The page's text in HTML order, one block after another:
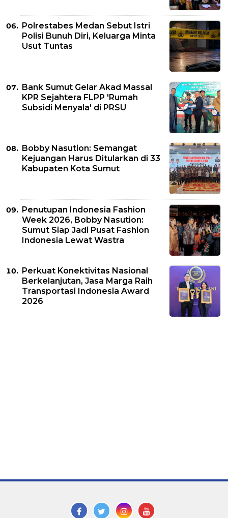
Polrestabes Medan Sebut Istri
Polisi Bunuh Diri, Keluarga Minta
Usut Tuntas
Bank Sumut Gelar Akad Massal
KPR Sejahtera FLPP 'Rumah
Subsidi Menyala' di PRSU
Bobby Nasution: Semangat
Kejuangan Harus Ditularkan di 33
Kabupaten Kota Sumut
Penutupan Indonesia Fashion
Week 2026, Bobby Nasution:
Sumut Siap Jadi Pusat Fashion
Indonesia Lewat Wastra
Perkuat Konektivitas Nasional
Berkelanjutan, Jasa Marga Raih
Transportasi Indonesia Award
2026